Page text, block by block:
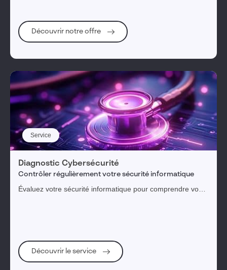
Découvrir notre offre
Service
Diagnostic Cybersécurité
Contrôler régulièrement votre sécurité informatique
Évaluez votre sécurité informatique pour comprendre vos
Découvrir le service